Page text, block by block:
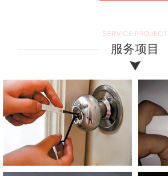
SERVICE PROJECT
服务项目